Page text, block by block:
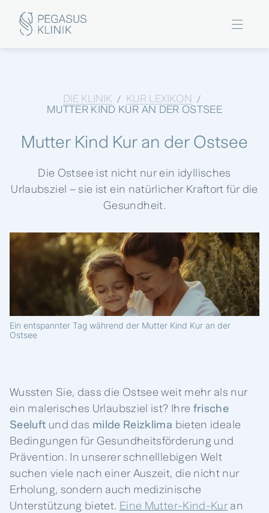
DIE KLINIK / KUR LEXIKON /
MUTTER KIND KUR AN DER OSTSEE
Mutter Kind Kur an der Ostsee
Die Ostsee ist nicht nur ein idyllisches
Urlaubsziel – sie ist ein natürlicher Kraftort für die
Gesundheit.
Ein entspannter Tag während der Mutter Kind Kur an der
Ostsee
Wussten Sie, dass die Ostsee weit mehr als nur
ein malerisches Urlaubsziel ist? Ihre frische
Seeluft und das milde Reizklima bieten ideale
Bedingungen für Gesundheitsförderung und
Prävention. In unserer schnelllebigen Welt
suchen viele nach einer Auszeit, die nicht nur
Erholung, sondern auch medizinische
Unterstützung bietet. Eine Mutter-Kind-Kuran